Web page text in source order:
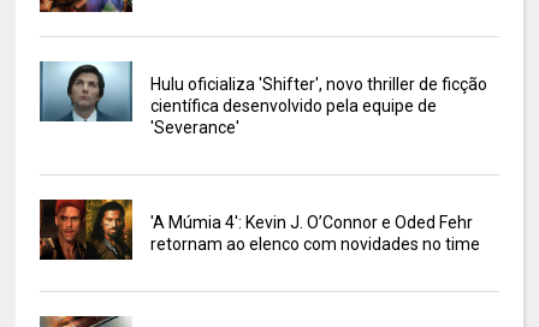
Hulu oficializa 'Shifter', novo thriller de ficção
científica desenvolvido pela equipe de
'Severance'
'A Múmia 4': Kevin J. O’Connor e Oded Fehr
retornam ao elenco com novidades no time